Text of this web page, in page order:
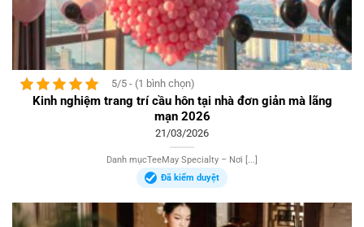
5/5 - (1 bình chọn)
Kinh nghiệm trang trí cầu hôn tại nhà đơn giản mà lãng
mạn 2026
21/03/2026
Danh mụcTeeMay Specialty – Nơi [...]
Đã kiểm duyệt